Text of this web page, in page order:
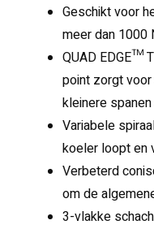
Geschikt voor
meer dan 1000
QUAD EDGE™
point zorgt
kleinere
Variabele
koeler loopt en
Verbeterd
om de
3-vlakke